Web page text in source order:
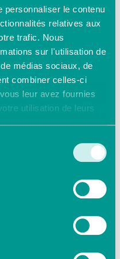
personnaliser le contenu
relatives aux
trafic. Nous
sur l'utilisation de
médias sociaux, de
combiner celles-ci
leur avez fournies
utilisation de leurs